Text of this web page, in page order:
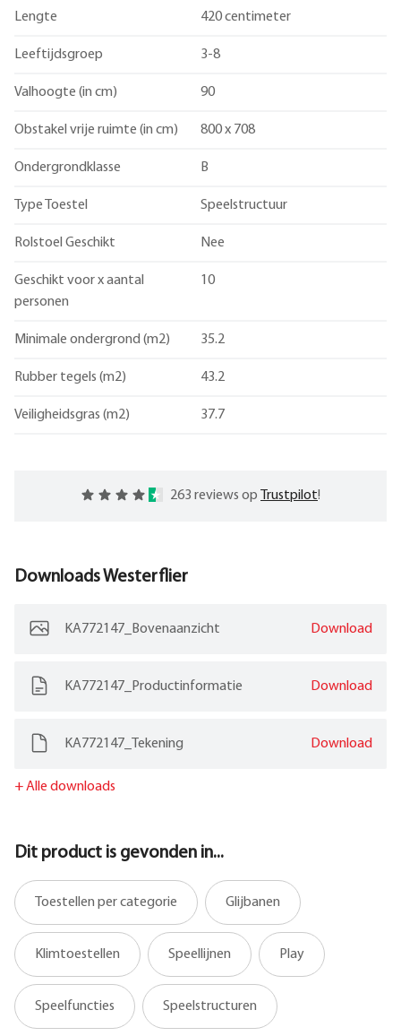
Lengte 420 centimeter
Leeftijdsgroep 3-8
Valhoogte (in cm) 90
Obstakel vrije ruimte (in cm) 800 x 708
Ondergrondklasse B
Type Toestel Speelstructuur
Rolstoel Geschikt Nee
Geschikt voor x aantal
personen
10
Minimale ondergrond (m2) 35.2
Rubber tegels (m2) 43.2
Veiligheidsgras (m2) 37.7
263 reviews op Trustpilot!
DownloadsWesterflier
KA772147_Bovenaanzicht Download
KA772147_Productinformatie Download
KA772147_Tekening Download
+Alle downloads
Dit product is gevonden in...
Toestellen per categorie Glijbanen
Klimtoestellen Speellijnen Play
Speelfuncties Speelstructuren